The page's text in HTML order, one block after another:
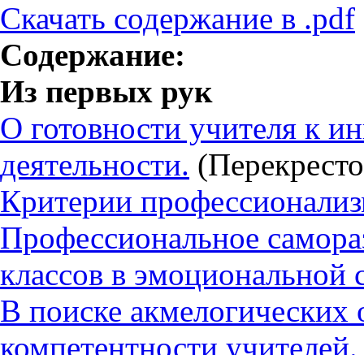
Скачать содержание в .pdf
Содержание:
Из первых рук
О готовности учителя к
деятельности.
Критерии
Профессиональное
классов в эмоциональной
В поиске акмелогических
компетентности учителей.